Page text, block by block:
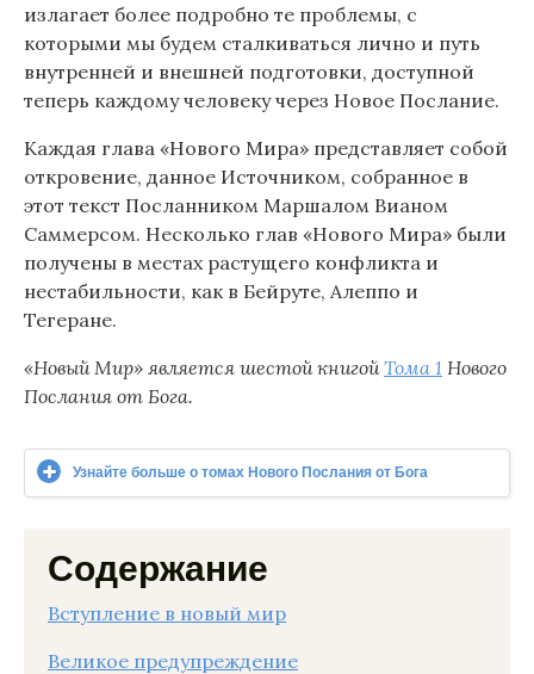
излагает более подробно те проблемы, с
которыми мы будем сталкиваться лично и путь
внутренней и внешней подготовки, доступной
теперь каждому человеку через Новое Послание.
Каждая глава «Нового Мира» представляет собой
откровение, данное Источником, собранное в
этот текст Посланником Маршалом Вианом
Саммерсом. Несколько глав «Нового Мира» были
получены в местах растущего конфликта и
нестабильности, как в Бейруте, Алеппо и
Тегеране.
«Новый Мир» является шестой книгойТома 1 Нового
Послания от Бога.
Узнайте больше о томах Нового Послания от Бога
Содержание
Вступление в новый мир
Великое предупреждение